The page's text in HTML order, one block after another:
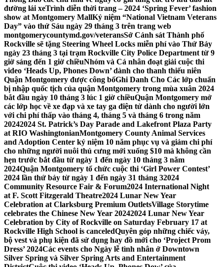
đường lái xeTrình diễn thời trang – 2024 ‘Spring Fever’ fashion
show at Montgomery MallKỷ niệm “National Vietnam Veterans
Day” vào thứ Sáu ngày 29 tháng 3 trên trang web
montgomerycountymd.gov/veteransSở Cảnh sát Thành phố
Rockville sẽ tặng Steering Wheel Locks miễn phí vào Thứ Bảy
ngày 23 tháng 3 tại trạm Rockville City Police Department từ 9
giờ sáng đến 1 giờ chiềuNhóm và Cá nhân đoạt giải cuộc thi
video ‘Heads Up, Phones Down’ dành cho thanh thiếu niên
Quận Montgomery được công bốGhi Danh Cho Các lớp chuẩn
bị nhập quốc tịch của quận Montgomery trong mùa xuân 2024
bắt đầu ngày 10 tháng 3 lúc 1 giờ chiềuQuận Montgomery mở
các lớp học về xe đạp và xe tay ga điện tử dành cho người lớn
với chi phí thấp vào tháng 4, tháng 5 và tháng 6 trong năm
20242024 St. Patrick’s Day Parade and Lakefront Plaza Party
at RIO WashingtonianMontgomery County Animal Services
and Adoption Center kỷ niệm 10 năm phục vụ và giảm chi phí
cho những người nuôi thú cưng mới xuống $10 mà không cần
hẹn trước bắt đầu từ ngày 1 đến ngày 10 tháng 3 năm
2024Quận Montgomery tổ chức cuộc thi ‘Girl Power Contest’
2024 lần thứ bảy từ ngày 1 đến ngày 31 tháng 32024
Community Resource Fair & Forum2024 International Night
at F. Scott Fitzgerald Theatre2024 Lunar New Year
Celebration at Clarksburg Premium OutletsVillage Storytime
celebrates the Chinese New Year 20242024 Lunar New Year
Celebration by City of Rockville on Saturday February 17 at
Rockville High School is canceledQuyên góp những chiếc váy,
bộ vest và phụ kiện đã sử dụng hay đồ mới cho ‘Project Prom
Dress’ 2024Các events cho Ngày lễ tình nhân ở Downtown
Silver Spring và Silver Spring Arts and Entertainment